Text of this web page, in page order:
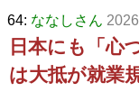
64: ななしさん
日本にも「心
は大抵が就業